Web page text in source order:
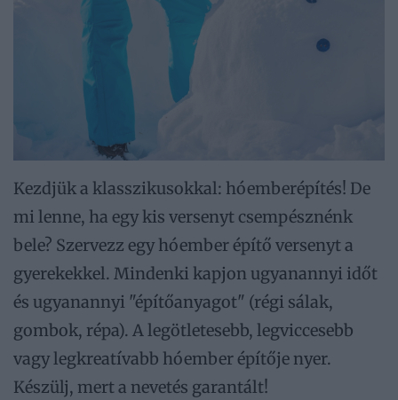
Kezdjük a klasszikusokkal: hóemberépítés! De
mi lenne, ha egy kis versenyt csempésznénk
bele? Szervezz egy hóember építő versenyt a
gyerekekkel. Mindenki kapjon ugyanannyi időt
és ugyanannyi "építőanyagot" (régi sálak,
gombok, répa). A legötletesebb, legviccesebb
vagy legkreatívabb hóember építője nyer.
Készülj, mert a nevetés garantált!